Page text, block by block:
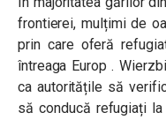
frontierei, mulțimi de
prin care oferă
întreaga Europ .
ca autoritățile să
să conducă refugiați